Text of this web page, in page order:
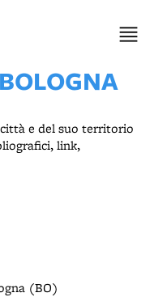
e del suo territorio
link,
(BO)